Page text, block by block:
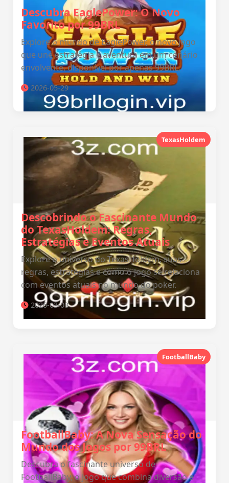
Descubra EaglePower: O Novo
Favorito por 99BRL
Explore o mundo de EaglePower, o novo jogo
que une estratégia e aventura em um cenário
envolvente, disponível por apenas 99BRL.
2026-05-29
TexasHoldem
Descobrindo o Fascinante Mundo
do TexasHoldem: Regras,
Estratégias e Eventos Atuais
Explore o universo do TexasHoldem, suas
regras, estratégias e como o jogo se relaciona
com eventos atuais no mundo do poker.
2026-03-08
FootballBaby
FootballBaby: A Nova Sensação do
Mundo dos Jogos por 99BRL
Descubra o fascinante universo de
FootballBaby, o jogo que combina diversão e